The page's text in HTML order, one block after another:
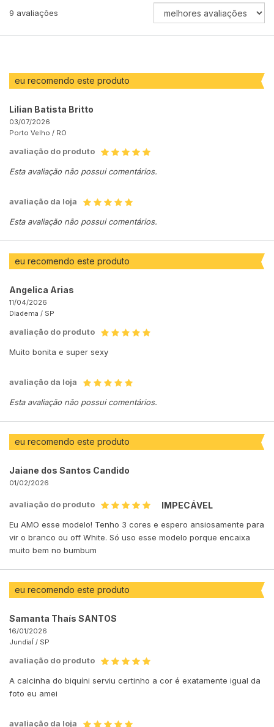
9 avaliações
ORDENAR
eu recomendo este produto
Lilian Batista Britto
03/07/2026
Porto Velho / RO
avaliação do produto
Esta avaliação não possui comentários.
avaliação da loja
Esta avaliação não possui comentários.
eu recomendo este produto
Angelica Arias
11/04/2026
Diadema / SP
avaliação do produto
Muito bonita e super sexy
avaliação da loja
Esta avaliação não possui comentários.
eu recomendo este produto
Jaiane dos Santos Candido
01/02/2026
avaliação do produto IMPECÁVEL
Eu AMO esse modelo! Tenho 3 cores e espero ansiosamente para
vir o branco ou off White. Só uso esse modelo porque encaixa
muito bem no bumbum
eu recomendo este produto
Samanta Thaís SANTOS
16/01/2026
JundiaÍ / SP
avaliação do produto
A calcinha do biquíni serviu certinho a cor é exatamente igual da
foto eu amei
avaliação da loja